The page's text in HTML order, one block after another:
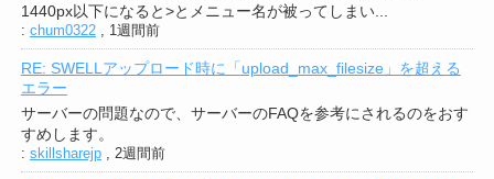
1440px以下になると>とメニュー名が被ってしまい...
: chum0322, 1週間前
RE: SWELLアップロード時に「upload_max_filesize」を超える
エラー
サーバーの問題なので、サーバーのFAQを参考にされるのをおす
すめします。
: skillsharejp, 2週間前